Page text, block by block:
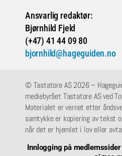
Ansvarlig redaktør:
Bjørnhild Fjeld
(+47) 41 44 09 80
bjornhild@hageguiden.no
© Tastatore AS 2026 –
mediebyrået Tastatore AS ved
Materialet er vernet etter
samtykke er kopiering av tekst
når det er hjemlet i lov eller
Innlogging på